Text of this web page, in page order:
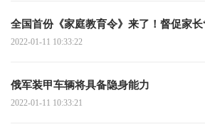
全国首份《家庭教育令》来了！督促家长
2022-01-11 10:33:22
俄军装甲车辆将具备隐身能力
2022-01-11 10:33:21